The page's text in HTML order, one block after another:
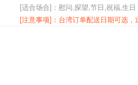
[适合场合]：慰问,探望,节日,祝福,生日
[注意事项]： 台湾订单配送日期可选，